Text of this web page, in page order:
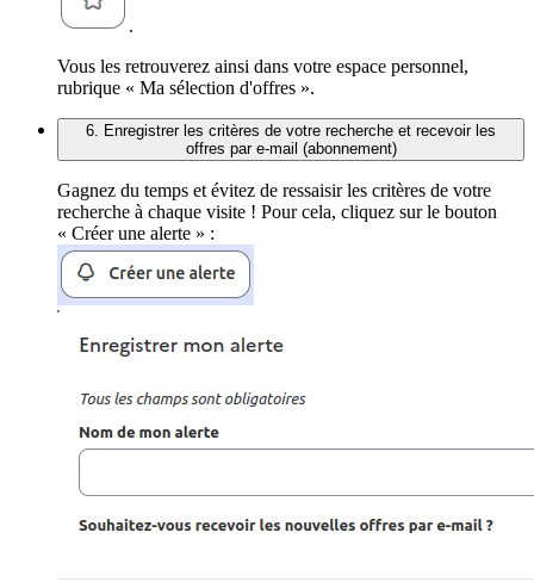
.
Vous les retrouverez ainsi dans votre espace personnel,
rubrique « Ma sélection d'offres ».
6. Enregistrer les critères de votre recherche et recevoir les
offres par e-mail (abonnement)
Gagnez du temps et évitez de ressaisir les critères de votre
recherche à chaque visite ! Pour cela, cliquez sur le bouton
« Créer une alerte » :